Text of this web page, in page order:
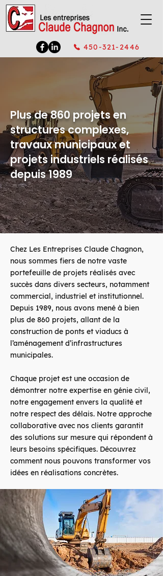
450-321-2446
Plus de 860 projets en
structures complexes,
travaux municipaux et
projets industriels réalisés
depuis 1989
Chez Les Entreprises Claude Chagnon,
nous sommes fiers de notre vaste
portefeuille de projets réalisés avec
succès dans divers secteurs, notamment
commercial, industriel et institutionnel.
Depuis 1989, nous avons mené à bien
plus de 860 projets, allant de la
construction de ponts et viaducs à
l’aménagement d’infrastructures
municipales.
Chaque projet est une occasion de
démontrer notre expertise en génie civil,
notre engagement envers la qualité et
notre respect des délais. Notre approche
collaborative avec nos clients garantit
des solutions sur mesure qui répondent à
leurs besoins spécifiques. Découvrez
comment nous pouvons transformer vos
idées en réalisations concrètes.